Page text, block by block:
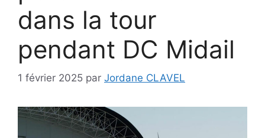
dans la tour
pendant DC Midail
1 février 2025 par Jordane CLAVEL